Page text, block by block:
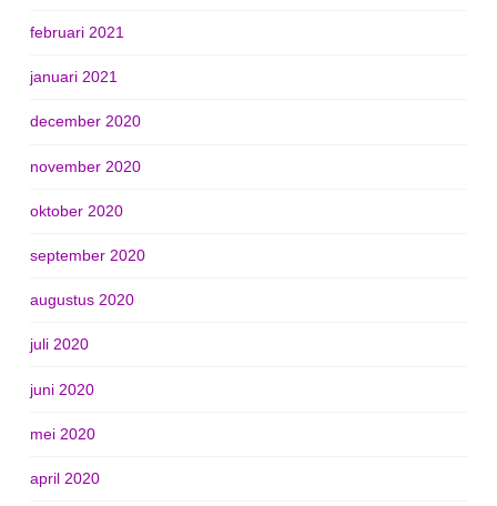
februari 2021
januari 2021
december 2020
november 2020
oktober 2020
september 2020
augustus 2020
juli 2020
juni 2020
mei 2020
april 2020